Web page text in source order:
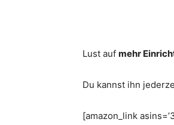
Lust auf mehr
Du kannst ihn
[amazon_link